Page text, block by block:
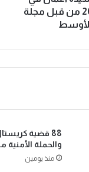
الشرق الأوسط للعام 2025 من قبل مجلة
88 قضية
والحملة الأمنية
منذ يومين